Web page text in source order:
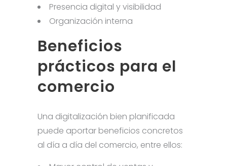
Presencia digital y visibilidad
Organización interna
Beneficios
prácticos para el
comercio
Una digitalización bien planificada
puede aportar beneficios concretos
al día a día del comercio, entre ellos: